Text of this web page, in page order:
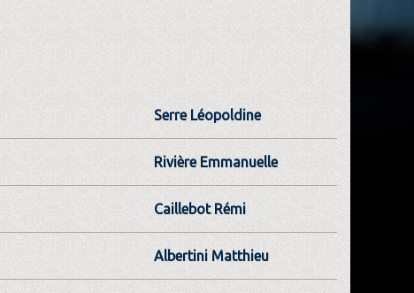
Serre Léopoldine
Rivière Emmanuelle
Caillebot Rémi
Albertini Matthieu